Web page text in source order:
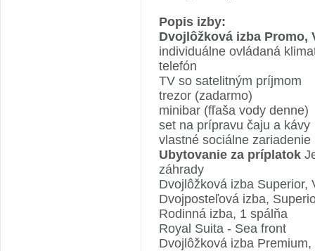
Popis izby:
Dvojlôžková izba Promo,
individuálne ovládaná
telefón
TV so satelitným príjmom
trezor (zadarmo)
minibar (fľaša vody denne)
set na prípravu čaju a kávy
vlastné sociálne
Ubytovanie za príplatok
záhrady
Dvojlôžková izba Superior,
Dvojposteľová izba,
Rodinná izba, 1 spálňa
Royal Suita - Sea front
Dvojlôžková izba